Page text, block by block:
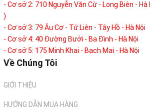
- Cơ sở 2: 710 Nguyễn Văn Cừ - Long Biên -
)
- Cơ sở 3: 79 Âu Cơ - Tứ Liên - Tây Hồ - Hà Nội
- Cơ sở 4: 40 Đường Bưởi - Ba Đình - Hà Nội
- Cơ sở 5: 175 Minh Khai - Bạch Mai - Hà Nội
Về Chúng Tôi
GIỚI THIỆU
HƯỚNG DẪN MUA HÀNG